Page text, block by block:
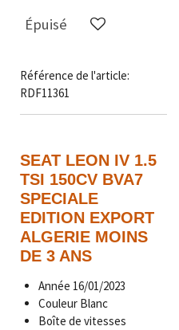
Épuisé
Référence de l'article:
RDF11361
SEAT LEON IV 1.5
TSI 150CV BVA7
SPECIALE
EDITION EXPORT
ALGERIE MOINS
DE 3 ANS
Année 16/01/2023
Couleur Blanc
Boîte de vitesses